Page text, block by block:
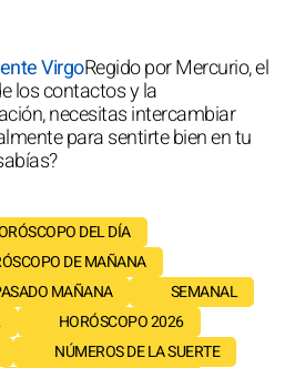
VirgoRegido por Mercurio, el
los contactos y la
necesitas intercambiar
para sentirte bien en tu
DEL DÍA
DE MAÑANA
MAÑANA
SEMANAL
HORÓSCOPO 2026
NÚMEROS DE LA SUERTE